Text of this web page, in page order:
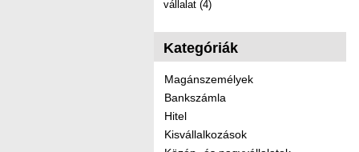
vállalat (4)
Kategóriák
Magánszemélyek
Bankszámla
Hitel
Kisvállalkozások